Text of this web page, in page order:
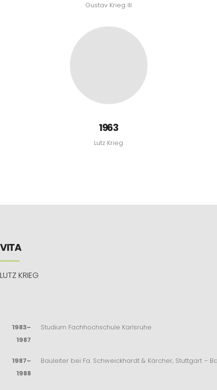
Gustav Krieg III
1963
Lutz Krieg
VITA
LUTZ KRIEG
1983–
1987
Studium Fachhochschule Karlsruhe
1987–
1988
Bauleiter bei Fa. Schweickhardt & Kärcher, Stuttgart –